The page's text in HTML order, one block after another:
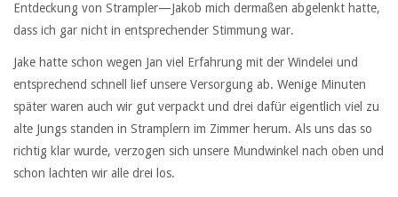
Entdeckung von Strampler—Jakob mich dermaßen abgelenkt hatte,
dass ich gar nicht in entsprechender Stimmung war.
Jake hatte schon wegen Jan viel Erfahrung mit der Windelei und
entsprechend schnell lief unsere Versorgung ab. Wenige Minuten
später waren auch wir gut verpackt und drei dafür eigentlich viel zu
alte Jungs standen in Stramplern im Zimmer herum. Als uns das so
richtig klar wurde, verzogen sich unsere Mundwinkel nach oben und
schon lachten wir alle drei los.